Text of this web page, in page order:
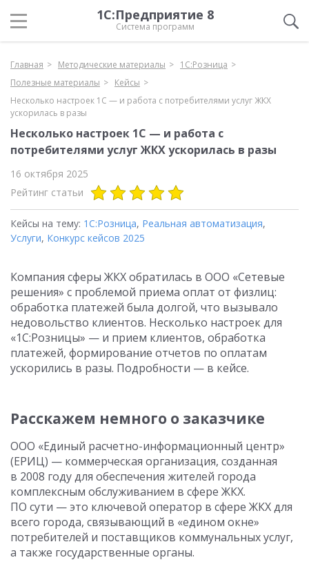
1С:Предприятие 8
Система программ
Главная Методические материалы
1С:Розница
Полезные материалы
Кейсы
Несколько настроек 1С — и работа с потребителями услуг ЖКХ
ускорилась в разы
Несколько настроек 1С — и работа с
потребителями услуг ЖКХ ускорилась в разы
16 октября 2025
Рейтинг статьи
Кейсы на тему: 1С:Розница, Реальная автоматизация,
Услуги, Конкурс кейсов 2025
Компания сферы ЖКХ обратилась в ООО «Сетевые
решения» с проблемой приема оплат от физлиц:
обработка платежей была долгой, что вызывало
недовольство клиентов. Несколько настроек для
«1С:Розницы» — и прием клиентов, обработка
платежей, формирование отчетов по оплатам
ускорились в разы. Подробности — в кейсе.
Расскажем немного о заказчике
ООО «Единый расчетно-информационный центр»
(ЕРИЦ) — коммерческая организация, созданная
в 2008 году для обеспечения жителей города
комплексным обслуживанием в сфере ЖКХ.
ПО сути — это ключевой оператор в сфере ЖКХ для
всего города, связывающий в «едином окне»
потребителей и поставщиков коммунальных услуг,
а также государственные органы.